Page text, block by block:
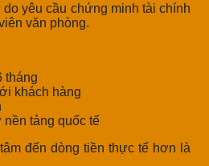
yêu cầu chứng minh tài chính
văn phòng.
tháng
khách hàng
nền tảng quốc tế
đến dòng tiền thực tế hơn là